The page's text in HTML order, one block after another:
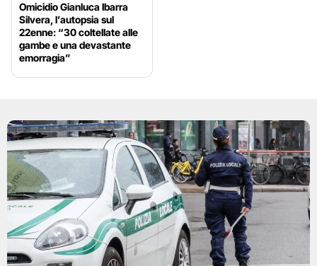
Omicidio Gianluca Ibarra
Silvera, l’autopsia sul
22enne: “30 coltellate alle
gambe e una devastante
emorragia”